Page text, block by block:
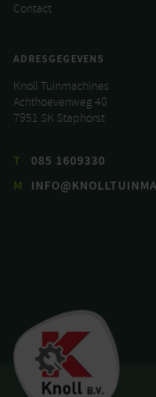
Contact
ADRESGEGEVENS
Knoll Tuinmachines
Achthoevenweg 40
7951 SK Staphorst
T
085 1609330
M